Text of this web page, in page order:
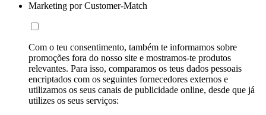
Marketing por Customer-Match
Com o teu consentimento, também te informamos sobre
promoções fora do nosso site e mostramos-te produtos
relevantes. Para isso, comparamos os teus dados pessoais
encriptados com os seguintes fornecedores externos e
utilizamos os seus canais de publicidade online, desde que já
utilizes os seus serviços: